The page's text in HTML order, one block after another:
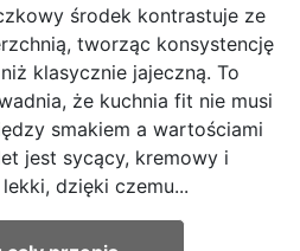
środek kontrastuje ze
tworząc konsystencję
klasycznie jajeczną. To
że kuchnia fit nie musi
smakiem a wartościami
jest sycący, kremowy i
dzięki czemu...